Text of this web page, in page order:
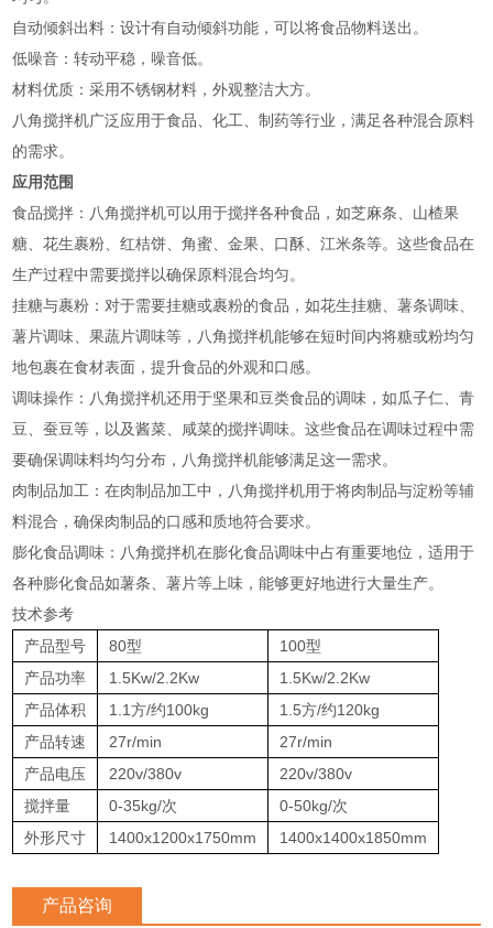
‌自动倾斜出料‌：设计有自动倾斜功能，可以将食品物料送出。
‌低噪音‌：转动平稳，噪音低。
‌材料优质‌：采用不锈钢材料，外观整洁大方‌。
八角搅拌机广泛应用于食品、化工、制药等行业，满足各种混合原料
的需求‌。
应用范围
‌食品搅拌‌：八角搅拌机可以用于搅拌各种食品，如芝麻条、山楂果
糖、花生裹粉、红桔饼、角蜜、金果、口酥、江米条等。这些食品在
生产过程中需要搅拌以确保原料混合均匀‌。
‌挂糖与裹粉‌：对于需要挂糖或裹粉的食品，如花生挂糖、薯条调味、
薯片调味、果蔬片调味等，八角搅拌机能够在短时间内将糖或粉均匀
地包裹在食材表面，提升食品的外观和口感‌。
‌调味操作‌：八角搅拌机还用于坚果和豆类食品的调味，如瓜子仁、青
豆、蚕豆等，以及酱菜、咸菜的搅拌调味。这些食品在调味过程中需
要确保调味料均匀分布，八角搅拌机能够满足这一需求‌。
‌肉制品加工‌：在肉制品加工中，八角搅拌机用于将肉制品与淀粉等辅
料混合，确保肉制品的口感和质地符合要求‌。
‌膨化食品调味‌：八角搅拌机在膨化食品调味中占有重要地位，适用于
各种膨化食品如薯条、薯片等上味，能够更好地进行大量生产‌。
技术参考
产品型号
80型
100型
产品功率
1.5Kw/2.2Kw
1.5Kw/2.2Kw
产品体积
1.1方/约100kg
1.5方/约120kg
产品转速
27r/min
27r/min
产品电压
220v/380v
220v/380v
搅拌量
0-35kg/次
0-50kg/次
外形尺寸
1400x1200x1750mm 1400x1400x1850mm
产品咨询